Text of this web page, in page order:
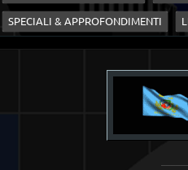
SPECIALI & APPROFONDIMENTI